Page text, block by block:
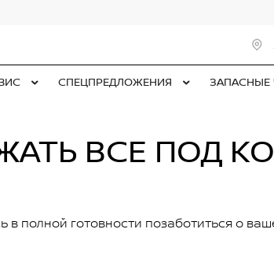
СПЕЦПРЕДЛОЖЕНИЯ ЗАПАСНЫЕ
ВСЕ ПОД
в полной готовности позаботиться о